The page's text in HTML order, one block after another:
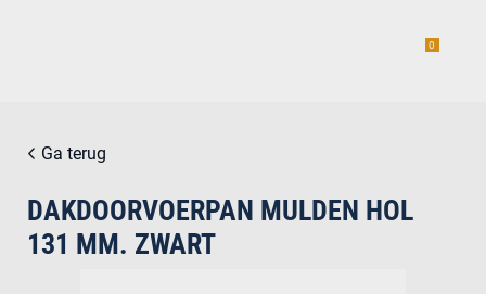
0
Ga terug
DAKDOORVOERPAN MULDEN HOL
131 MM. ZWART